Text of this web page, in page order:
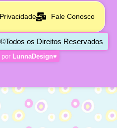
Fale Conosco
os Direitos Reservados
LunnaDesign♥